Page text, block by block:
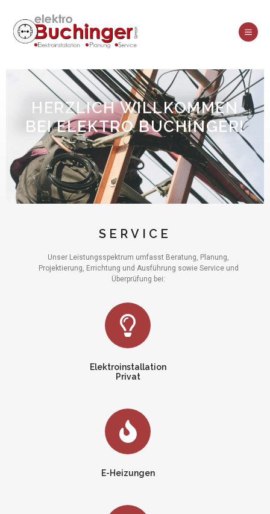
HERZLICH WILLKOMMEN
BEI ELEKTRO BUCHINGER!
SERVICE
Unser Leistungsspektrum umfasst Beratung, Planung,
Projektierung, Errichtung und Ausführung sowie Service und
Überprüfung bei:
Elektroinstallation
Privat
E-Heizungen